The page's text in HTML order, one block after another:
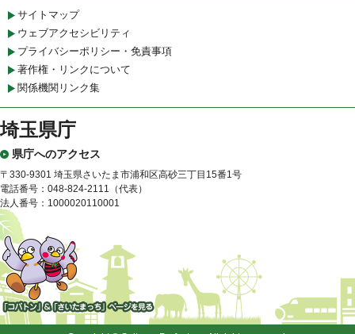
サイトマップ
ウェブアクセシビリティ
プライバシーポリシー・免責事項
著作権・リンクについて
関係機関リンク集
埼玉県庁
県庁へのアクセス
〒330-9301 埼玉県さいたま市浦和区高砂三丁目15番1号
電話番号：048-824-2111（代表）
法人番号：1000020110001
「コバトン」&「さいたまっ